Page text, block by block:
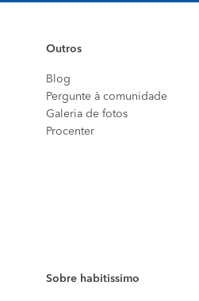
Outros
Blog
Pergunte à comunidade
Galeria de fotos
Procenter
Sobre habitissimo